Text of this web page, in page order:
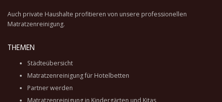
Auch private Haushalte profitieren von unsere professionellen
Matratzenreinigung.
THEMEN
Städteübersicht
Matratzenreinigung für Hotelbetten
Partner werden
Matratzenreinigung in Kindergärten und Kitas